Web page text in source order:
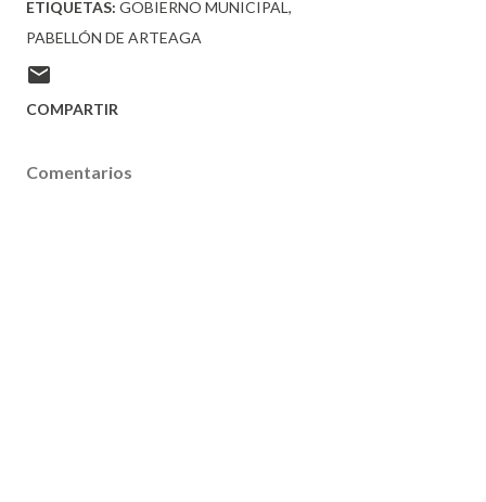
ETIQUETAS: GOBIERNO MUNICIPAL
PABELLÓN DE ARTEAGA
COMPARTIR
Comentarios